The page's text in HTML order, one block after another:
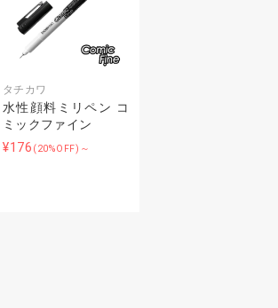
タチカワ
水性顔料ミリペン コ
ミックファイン
¥176 (20%OFF)～